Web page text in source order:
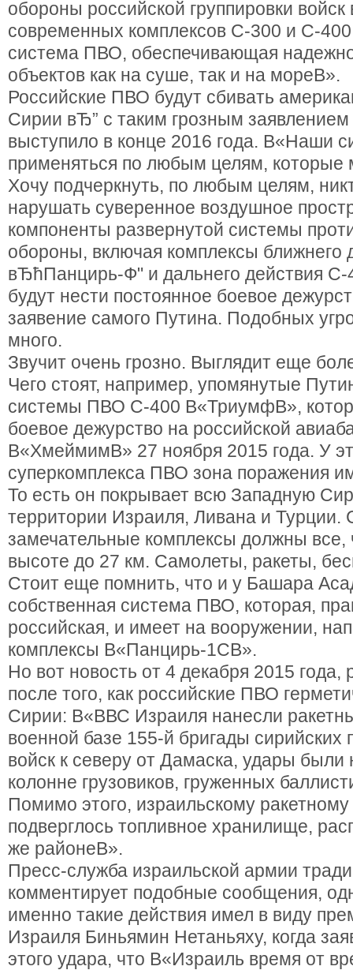
обороны российской группировки
современных комплексов С-300 и С-
система ПВО, обеспечивающая
объектов как на суше, так и на мореВ».
Российские ПВО будут сбивать
Сирии вЂ” с таким грозным
выступило в конце 2016 года. В«Наши
применяться по любым целям, которые
Хочу подчеркнуть, по любым целям,
нарушать суверенное воздушное
компоненты развернутой системы
обороны, включая комплексы ближнего
вЂћПанцирь-Ф" и дальнего действия
будут нести постоянное боевое
заявение самого Путина. Подобных
много.
Звучит очень грозно. Выглядит еще
Чего стоят, например, упомянутые
системы ПВО С-400 В«ТриумфВ»,
боевое дежурство на российской
В«ХмеймимВ» 27 ноября 2015 года. У
суперкомплекса ПВО зона поражения
То есть он покрывает всю Западную
территории Израиля, Ливана и Турции.
замечательные комплексы должны все,
высоте до 27 км. Самолеты, ракеты,
Стоит еще помнить, что и у Башара
собственная система ПВО, которая,
российская, и имеет на вооружении,
комплексы В«Панцирь-1СВ».
Но вот новость от 4 декабря 2015
после того, как российские ПВО
Сирии: В«ВВС Израиля нанесли
военной базе 155-й бригады сирийских
войск к северу от Дамаска, удары были
колонне грузовиков, груженных
Помимо этого, израильскому ракетному
подверглось топливное хранилище,
же районеВ».
Пресс-служба израильской армии
комментирует подобные сообщения,
именно такие действия имел в виду
Израиля Биньямин Нетаньяху, когда
этого удара, что В«Израиль время от